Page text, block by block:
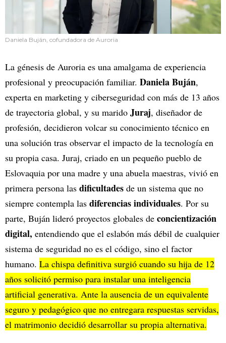
Daniela Buján, cofundadora de Auroria
La génesis de Auroria es una amalgama de experiencia
profesional y preocupación familiar. Daniela Buján,
experta en marketing y ciberseguridad con más de 13 años
de trayectoria global, y su marido Juraj, diseñador de
profesión, decidieron volcar su conocimiento técnico en
una solución tras observar el impacto de la tecnología en
su propia casa. Juraj, criado en un pequeño pueblo de
Eslovaquia por una madre y una abuela maestras, vivió en
primera persona las dificultades de un sistema que no
siempre contempla las diferencias individuales. Por su
parte, Buján lideró proyectos globales de concientización
digital, entendiendo que el eslabón más débil de cualquier
sistema de seguridad no es el código, sino el factor
humano. La chispa definitiva surgió cuando su hija de 12
años solicitó permiso para instalar una inteligencia
artificial generativa. Ante la ausencia de un equivalente
seguro y pedagógico que no entregara respuestas servidas,
el matrimonio decidió desarrollar su propia alternativa.